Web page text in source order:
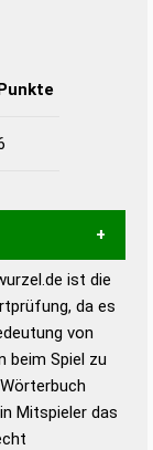
zu
um die
zu
ist die
da es
von
beim Spiel zu
Mitspieler das